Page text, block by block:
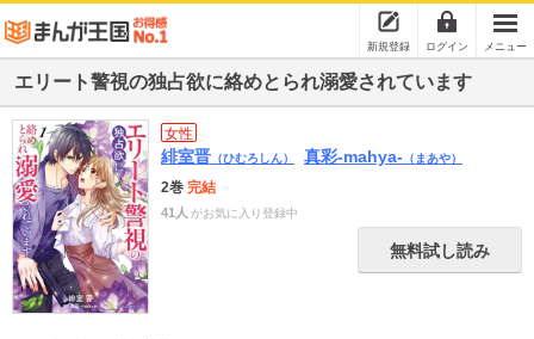
新規登録 ログイン メニュー
エリート警視の独占欲に絡めとられ溺愛されています
女性
緋室晋 （ひむろしん） 真彩-mahya- （まあや）
2巻 完結
41人 がお気に入り登録中
無料試し読み